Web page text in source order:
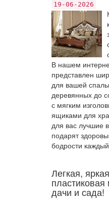
19-06-2026
В нашем
представлен
для вашей
деревянных до
с мягким
ящиками для
для вас лучшие
подарят
бодрости
Легкая,
дачи и сада!